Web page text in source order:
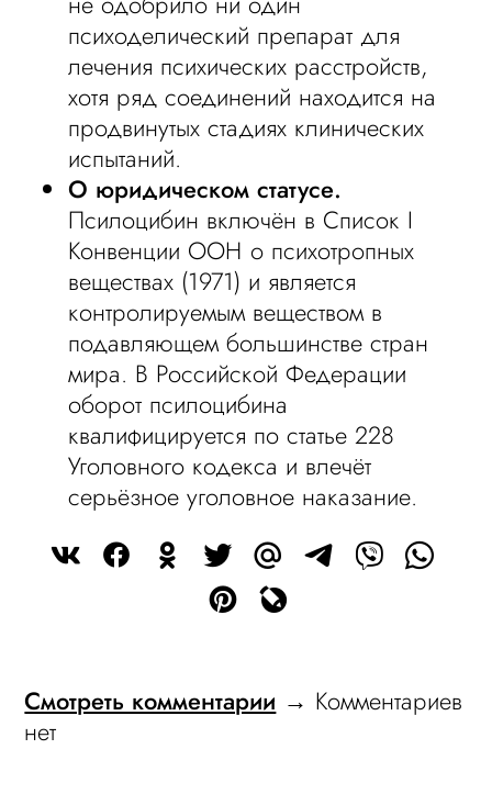
психоделический препарат для
лечения психических расстройств,
хотя ряд соединений находится на
продвинутых стадиях клинических
испытаний.
О юридическом статусе.
Псилоцибин включён в Список I
Конвенции ООН о психотропных
веществах (1971) и является
контролируемым веществом в
подавляющем большинстве стран
мира. В Российской Федерации
оборот псилоцибина
квалифицируется по статье 228
Уголовного кодекса и влечёт
серьёзное уголовное наказание.
Смотреть комментарии → Комментариев
нет